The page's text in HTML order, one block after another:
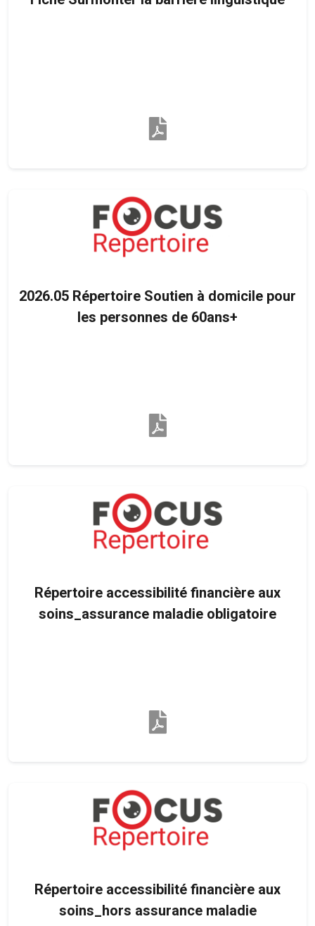
2026.05 Répertoire Soutien à domicile pour
les personnes de 60ans+
Répertoire accessibilité financière aux
soins_assurance maladie obligatoire
Répertoire accessibilité financière aux
soins_hors assurance maladie